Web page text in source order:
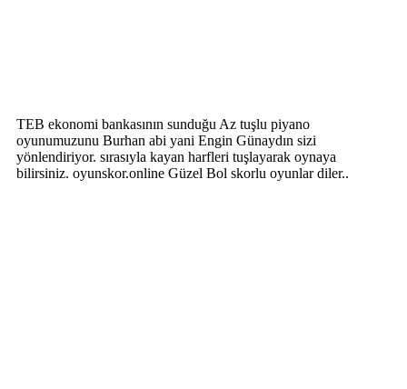
TEB ekonomi bankasının sunduğu Az tuşlu piyano
oyunumuzunu Burhan abi yani Engin Günaydın sizi
yönlendiriyor. sırasıyla kayan harfleri tuşlayarak oynaya
bilirsiniz. oyunskor.online Güzel Bol skorlu oyunlar diler..